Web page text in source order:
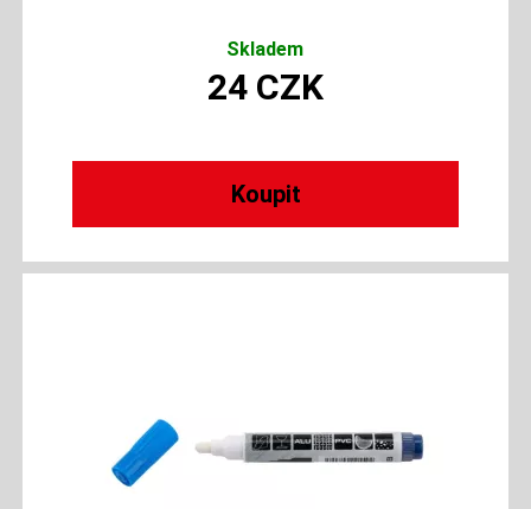
Skladem
24 CZK